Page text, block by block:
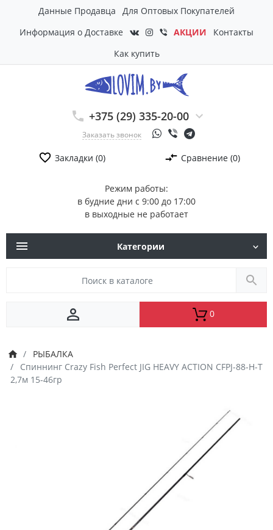
Данные Продавца
Для Оптовых Покупателей
Информация о Доставке
АКЦИИ
Контакты
Как купить
+375 (29) 335-20-00
Заказать звонок
Режим работы:
в будние дни с 9:00 до 17:00
в выходные не работает
Закладки (0) Сравнение (0)
Категории
0
РЫБАЛКА
Спиннинг Crazy Fish Perfect JIG HEAVY ACTION CFPJ-88-H-T
2,7м 15-46гр